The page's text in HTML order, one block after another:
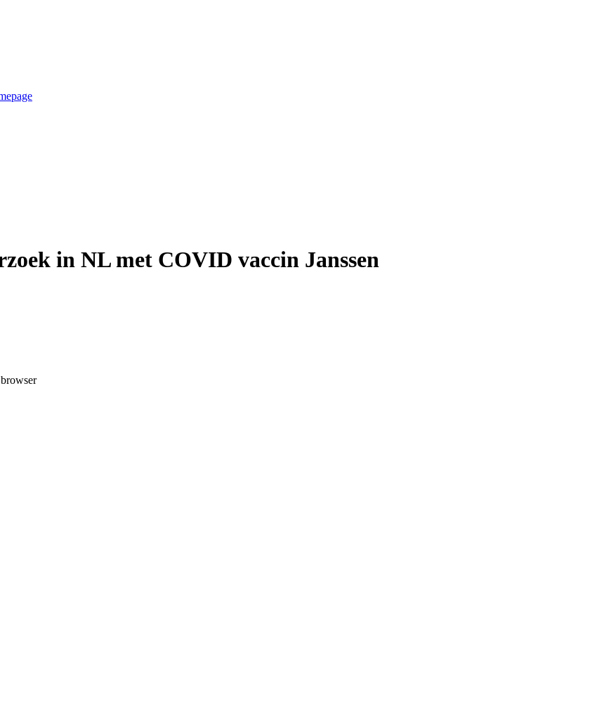
in NL met COVID vaccin Janssen